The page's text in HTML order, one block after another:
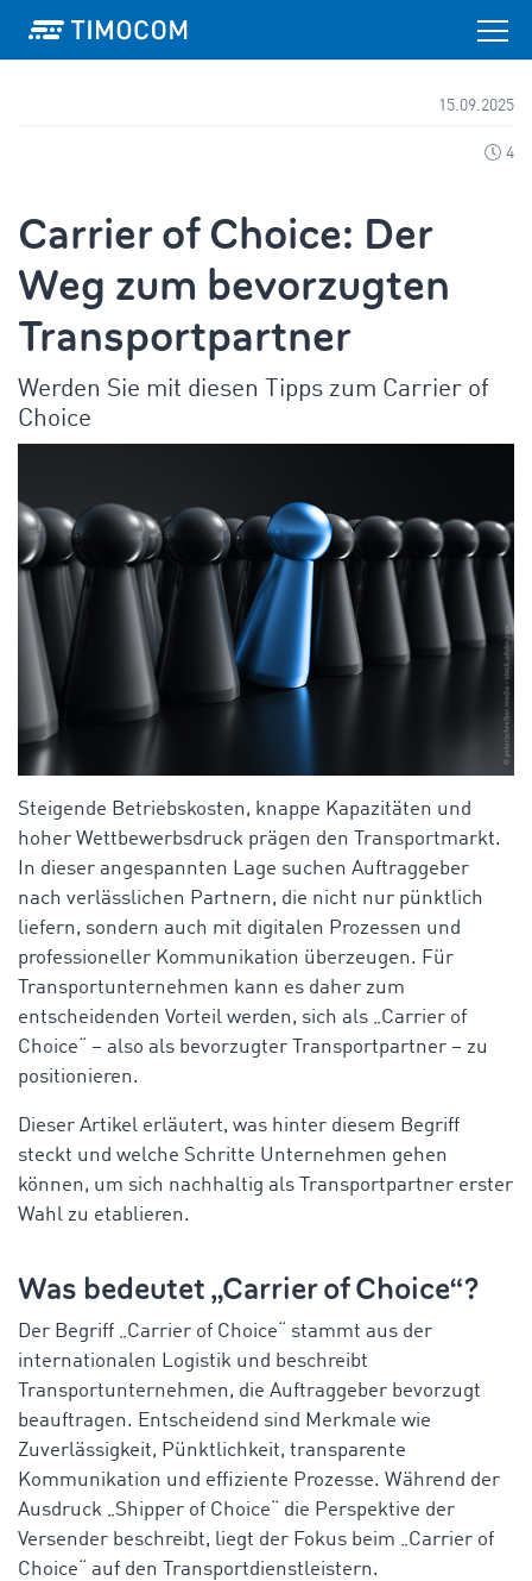
15.09.2025
4
Carrier of Choice: Der
Weg zum bevorzugten
Transportpartner
Werden Sie mit diesen Tipps zum Carrier of
Choice
Steigende Betriebskosten, knappe Kapazitäten und
hoher Wettbewerbsdruck prägen den Transportmarkt.
In dieser angespannten Lage suchen Auftraggeber
nach verlässlichen Partnern, die nicht nur pünktlich
liefern, sondern auch mit digitalen Prozessen und
professioneller Kommunikation überzeugen. Für
Transportunternehmen kann es daher zum
entscheidenden Vorteil werden, sich als „Carrier of
Choice “ – also als bevorzugter Transportpartner – zu
positionieren.
Dieser Artikel erläutert, was hinter diesem Begriff
steckt und welche Schritte Unternehmen gehen
können, um sich nachhaltig als Transportpartner erster
Wahl zu etablieren.
Was bedeutet„CarrierofChoice“?
Der Begriff „Carrier of Choice stammt aus der
internationalen Logistik und beschreibt
Transportunternehmen, die Auftraggeber bevorzugt
beauftragen. Entscheidend sind Merkmale wie
Zuverlässigkeit, Pünktlichkeit, transparente
Kommunikation und effiziente Prozesse. Während der
Ausdruck „Shipper of Choice “ die Perspektive der
Versender beschreibt, liegt der Fokus beim „Carrier of
Choice
auf den Transportdienstleistern.